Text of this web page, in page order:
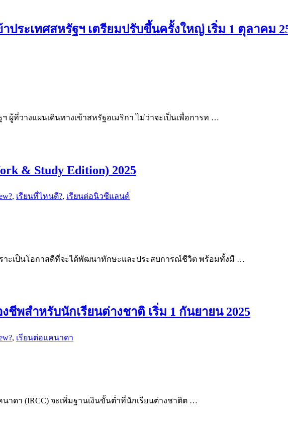
ประเทศสหรัฐฯ เตรียมปรับขึ้นครั้งใหญ่ เริ่ม 1 ตุลาคม
ผู้ที่วางแผนเดินทางเข้าสหรัฐอเมริกา ไม่ว่าจะเป็นเพื่อการท …
& Study Edition) 2025
, เรียนที่ไหนดี?, เรียนต่อนิวซีแลนด์
าะเป็นโอกาสดีที่จะได้พัฒนาทักษะและประสบการณ์ชีวิต พร้อมทั้งมี …
พสำหรับนักเรียนต่างชาติ เริ่ม 1 กันยายน 2025
, เรียนต่อแคนาดา
าดา (IRCC) จะเพิ่มฐานเงินขั้นต่ำที่นักเรียนต่างชาติต …